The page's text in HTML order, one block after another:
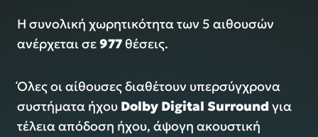
Η συνολική χωρητικότητα των 5 αιθουσών
ανέρχεται σε977θέσεις.
Όλες οι αίθουσες διαθέτουν υπερσύγχρονα
συστήματα ήχου Dolby Digital Surround για
τέλεια απόδοση ήχου, άψογη ακουστική